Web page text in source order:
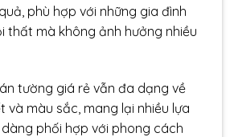
phù hợp với những gia đình
thất mà không ảnh hưởng nhiều
tường giá rẻ vẫn đa dạng về
và màu sắc, mang lại nhiều lựa
phối hợp với phong cách